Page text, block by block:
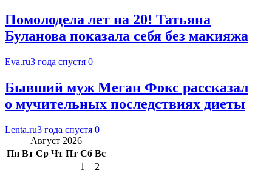
Помолодела лет на 20! Татьяна
Буланова показала себя без макияжа
Eva.ru3 года спустя 0
Бывший муж Меган Фокс рассказал
о мучительных последствиях диеты
Lenta.ru3 года спустя 0
Август 2026
Пн Вт Ср Чт Пт Сб Вс
1
2